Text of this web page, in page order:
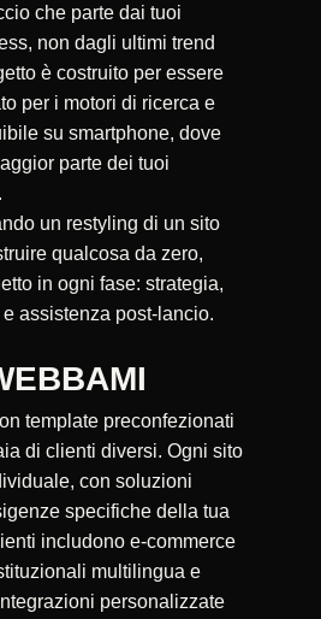
che parte dai tuoi
non dagli ultimi trend
è costruito per essere
per i motori di ricerca e
su smartphone, dove
parte dei tuoi
un restyling di un sito
qualcosa da zero,
in ogni fase: strategia,
assistenza post-lancio.
template preconfezionati
di clienti diversi. Ogni sito
con soluzioni
specifiche della tua
includono e-commerce
multilingua e
personalizzate